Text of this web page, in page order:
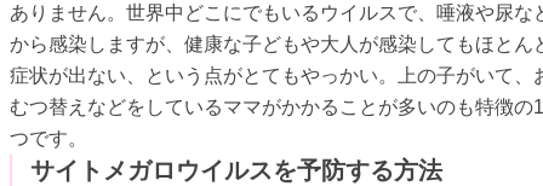
ありません。世界中どこにでもいるウイルスで、唾液や尿な
から感染しますが、健康な子どもや大人が感染してもほとん
症状が出ない、という点がとてもやっかい。上の子がいて、
むつ替えなどをしているママがかかることが多いのも特徴の1
つです。
サイトメガロウイルスを予防する方法